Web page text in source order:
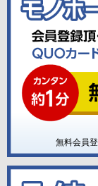
無料会員